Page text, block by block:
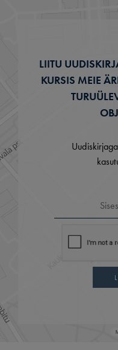
LIITU
KURSIS MEIE